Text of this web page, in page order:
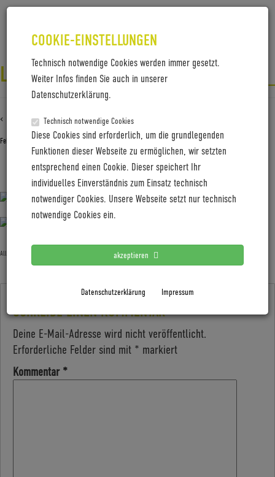
COOKIE-EINSTELLUNGEN
Technisch notwendige Cookies werden immer gesetzt.
Weiter Infos finden Sie auch in unserer
Datenschutzerklärung.
Technisch notwendige Cookies
Diese Cookies sind erforderlich, um die grundlegenden
Funktionen dieser Webseite zu ermöglichen, wir setzten
entsprechend einen Cookie. Dieser speichert Ihr
individuelles Einverständnis zum Einsatz technisch
notwendiger Cookies. Unsere Webseite setzt nur technisch
notwendige Cookies ein.
akzeptieren
Datenschutzerklärung Impressum
‹ Zurück zuLC_Testlab_2020_Photographer_StephanGörlich_3
Februar 3, 2020Gabi Jung—No Comments
LC_Testlab_2020_Photographer_StephanGörlich_3
Allgemein
SCHREIBE EINEN KOMMENTAR
Deine E-Mail-Adresse wird nicht veröffentlicht.
Erforderliche Felder sind mit * markiert
Kommentar *